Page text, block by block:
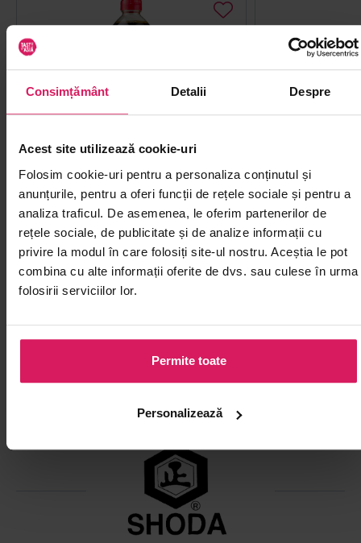
Consimțământ Detalii Despre
Acest site utilizează cookie-uri
Folosim cookie-uri pentru a personaliza conținutul și
anunțurile, pentru a oferi funcții de rețele sociale și pentru a
analiza traficul. De asemenea, le oferim partenerilor de
rețele sociale, de publicitate și de analize informații cu
privire la modul în care folosiți site-ul nostru. Aceștia le pot
combina cu alte informații oferite de dvs. sau culese în urma
folosirii serviciilor lor.
Permite toate
Personalizează
Sos de soia YAMASA 1L
Dă gust preparatelor la wok, ramen
sau orez prăjit acasă
Sos de soia
Adaugă
ramen, orez